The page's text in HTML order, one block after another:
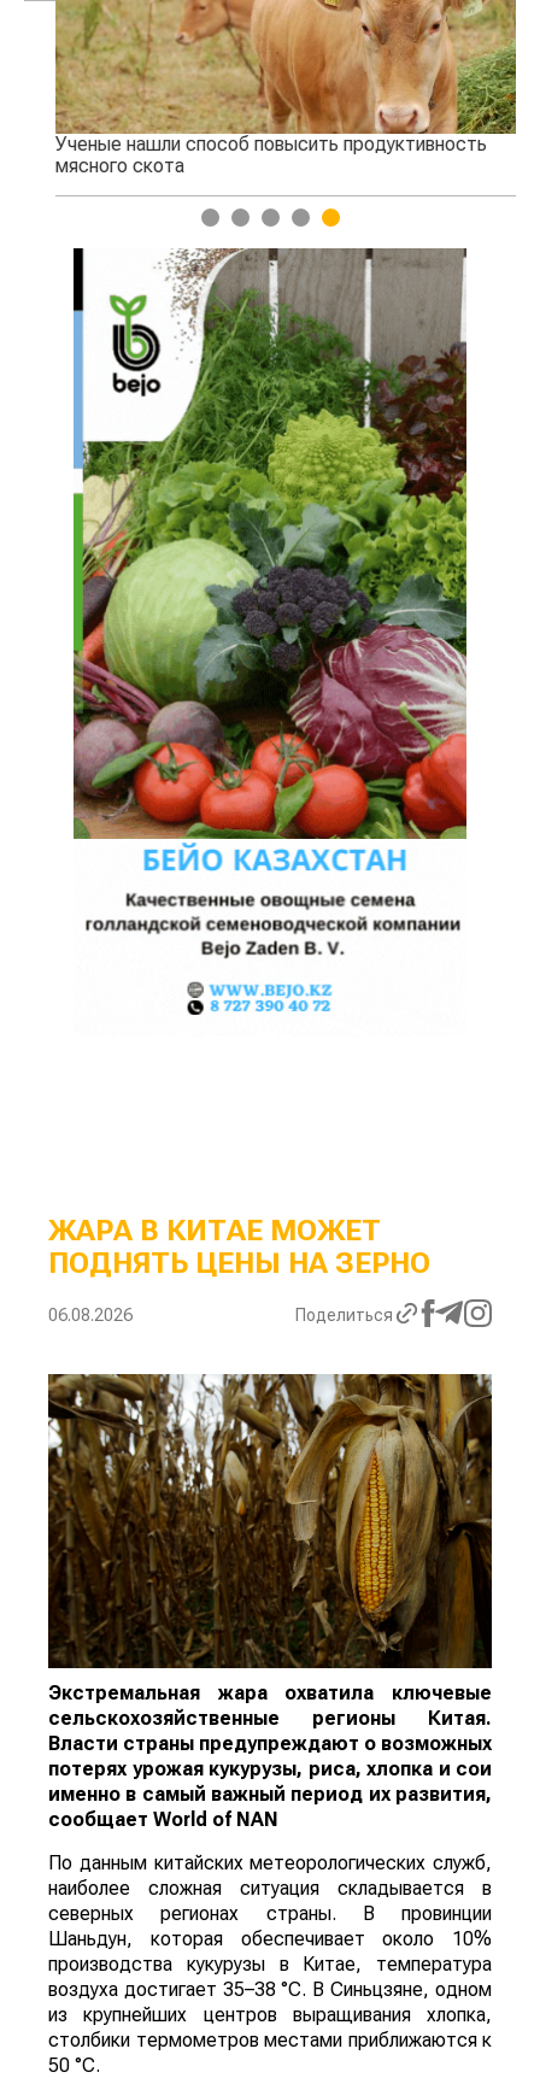
Ученые нашли способ повысить продуктивность
мясного скота
1 2 3 4 5
ЖАРА В КИТАЕ МОЖЕТ
ПОДНЯТЬ ЦЕНЫ НА ЗЕРНО
06.08.2026 Поделиться
Экстремальная жара охватила ключевые
сельскохозяйственные регионы Китая.
Власти страны предупреждают о возможных
потерях урожая кукурузы, риса, хлопка и сои
именно в самый важный период их развития,
сообщает World of NAN
По данным китайских метеорологических служб,
наиболее сложная ситуация складывается в
северных регионах страны. В провинции
Шаньдун, которая обеспечивает около 10%
производства кукурузы в Китае, температура
воздуха достигает 35–38 °C. В Синьцзяне, одном
из крупнейших центров выращивания хлопка,
столбики термометров местами приближаются к
50 °C.